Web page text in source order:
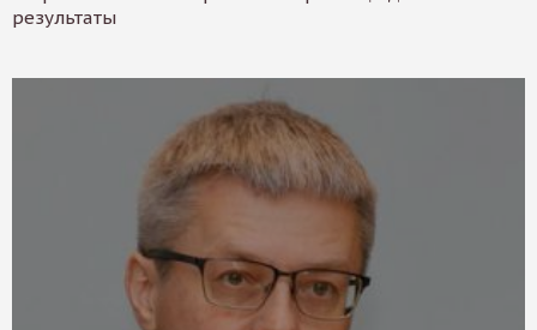
результаты